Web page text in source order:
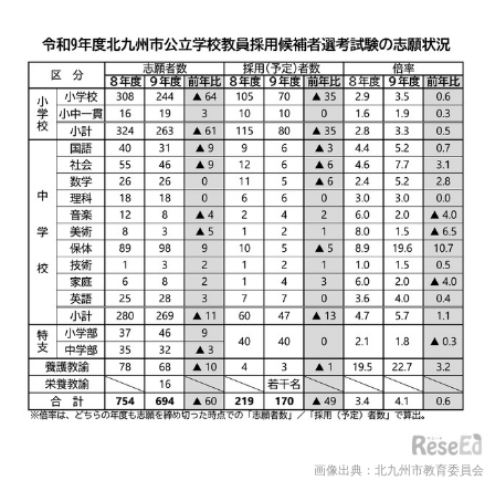
画像出典：北九州市教育委員会